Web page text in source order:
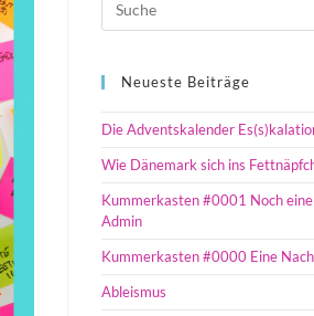
Neueste Beiträge
Die Adventskalender
Wie Dänemark sich ins
Kummerkasten #0001 Noch
Admin
Kummerkasten #0000 Eine
Ableismus